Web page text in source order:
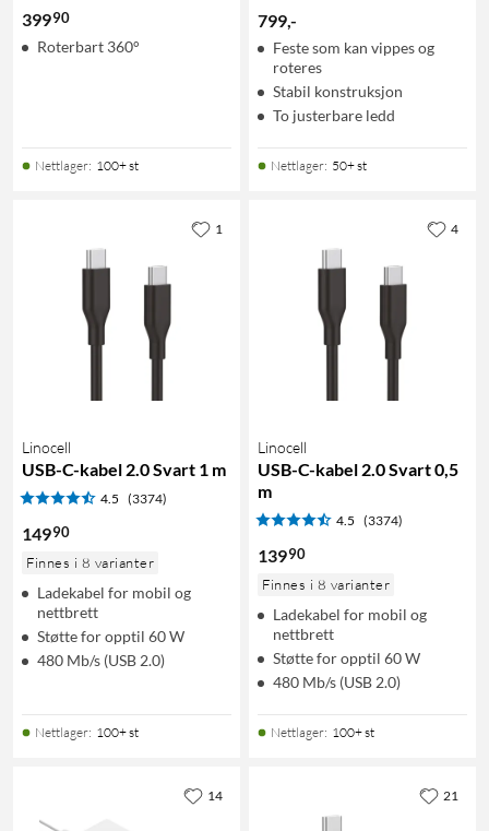
39990
Roterbart 360°
Nettlager: 100+ st
799,-
Feste som kan vippes og
roteres
Stabil konstruksjon
To justerbare ledd
Nettlager: 50+ st
Linocell
USB-C-kabel 2.0 Svart 1 m
4.5 (3374)
14990
Finnes i 8 varianter
Ladekabel for mobil og
nettbrett
Støtte for opptil 60 W
480 Mb/s (USB 2.0)
Nettlager: 100+ st
1
Linocell
USB-C-kabel 2.0 Svart 0,5
m
4.5 (3374)
13990
Finnes i 8 varianter
Ladekabel for mobil og
nettbrett
Støtte for opptil 60 W
480 Mb/s (USB 2.0)
Nettlager: 100+ st
4
14 21